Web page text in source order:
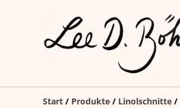
Start / Produkte / Linolschnitte /